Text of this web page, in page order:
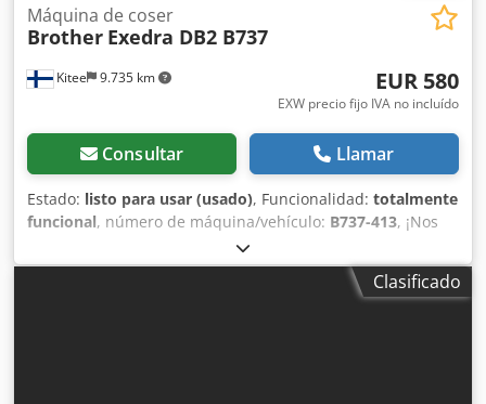
Kitee 9.735 km
Máquina de coser
Brother Exedra DB2 B737
EUR 580
EXW precio fijo IVA no incluído
Consultar Llamar
Estado: listo para usar (usado), Funcionalidad: totalmente
funcional, número de máquina/vehículo: B737-413, ¡Nos
mudamos de local! ¡Vendemos varias máquinas diferentes
para talleres de confección textil! La máquina que se
anuncia es: Brother Exedra DB2 B737-413 TambiénClasificado